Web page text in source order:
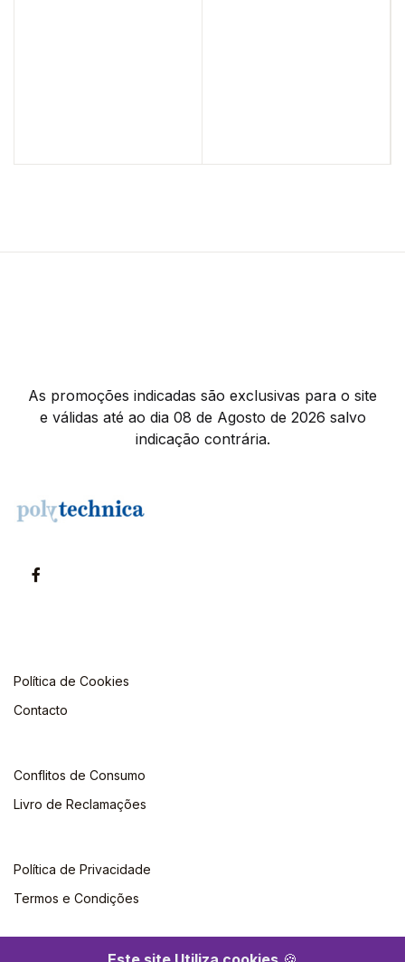
As promoções indicadas são exclusivas para o site
e válidas até ao dia 08 de Agosto de 2026 salvo
indicação contrária.
Política de Cookies
Contacto
Conflitos de Consumo
Livro de Reclamações
Política de Privacidade
Termos e Condições